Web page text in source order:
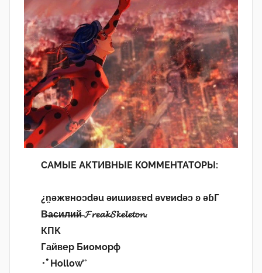
САМЫЕ АКТИВНЫЕ КОММЕНТАТОРЫ:
¿n̯ǝжɐноɔdǝu ǝиɯиʚεɐd ǝvɐиdǝɔ ʚ ǝɓГ
В̶а̶с̶и̶л̶и̶й̶ 𝓕𝓻𝓮𝓪𝓴𝓢𝓴𝓮𝓵𝓮𝓽𝓸𝓷.
КПК
Гайвер Биоморф
･ﾟHollow’°